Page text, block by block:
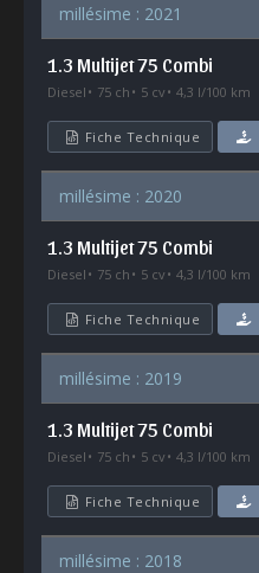
millésime : 2021
1.3 Multijet 75 Combi
Diesel 75 ch 5 cv 4,3 l/100 km
Fiche Technique
millésime : 2020
1.3 Multijet 75 Combi
Diesel 75 ch 5 cv 4,3 l/100 km
Fiche Technique
millésime : 2019
1.3 Multijet 75 Combi
Diesel 75 ch 5 cv 4,3 l/100 km
Fiche Technique
millésime : 2018